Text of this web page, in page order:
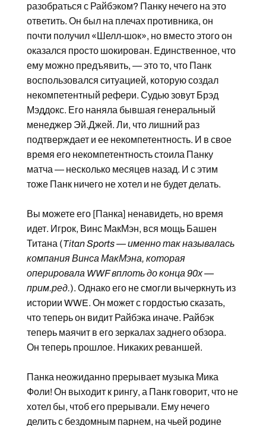
разобраться с Райбэком? Панку нечего на это
ответить. Он был на плечах противника, он
почти получил «Шелл-шок», но вместо этого он
оказался просто шокирован. Единственное, что
ему можно предъявить, — это то, что Панк
воспользовался ситуацией, которую создал
некомпетентный рефери. Судью зовут Брэд
Мэддокс. Его наняла бывшая генеральный
менеджер Эй.Джей. Ли, что лишний раз
подтверждает и ее некомпетентность. И в свое
время его некомпетентность стоила Панку
матча — несколько месяцев назад. И с этим
тоже Панк ничего не хотел и не будет делать.
Вы можете его [Панка] ненавидеть, но время
идет. Игрок, Винс МакМэн, вся мощь Башен
Титана (Titan Sports — именно так называлась
компания Винса МакМэна, которая
оперировала WWF вплоть до конца 90х —
прим.ред.). Однако его не смогли вычеркнуть из
истории WWE. Он может с гордостью сказать,
что теперь он видит Райбэка иначе. Райбэк
теперь маячит в его зеркалах заднего обзора.
Он теперь прошлое. Никаких реваншей.
Панка неожиданно прерывает музыка Мика
Фоли! Он выходит к рингу, а Панк говорит, что не
хотел бы, чтоб его прерывали. Ему нечего
делить с бездомным парнем, на чьей родине